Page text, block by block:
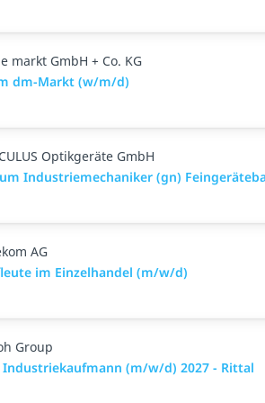
markt GmbH + Co. KG
dm-Markt (w/m/d)
Optikgeräte GmbH
Industriemechaniker (gn)
AG
im Einzelhandel (m/w/d)
Group
(m/w/d) 2027 - Rittal